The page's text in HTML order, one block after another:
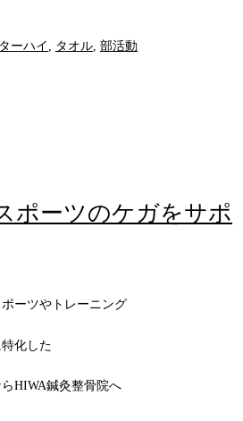
ーハイ , タオル, 部活動
ポーツのケガをサポ
ーツやトレーニング
化した
HIWA鍼灸整骨院へ